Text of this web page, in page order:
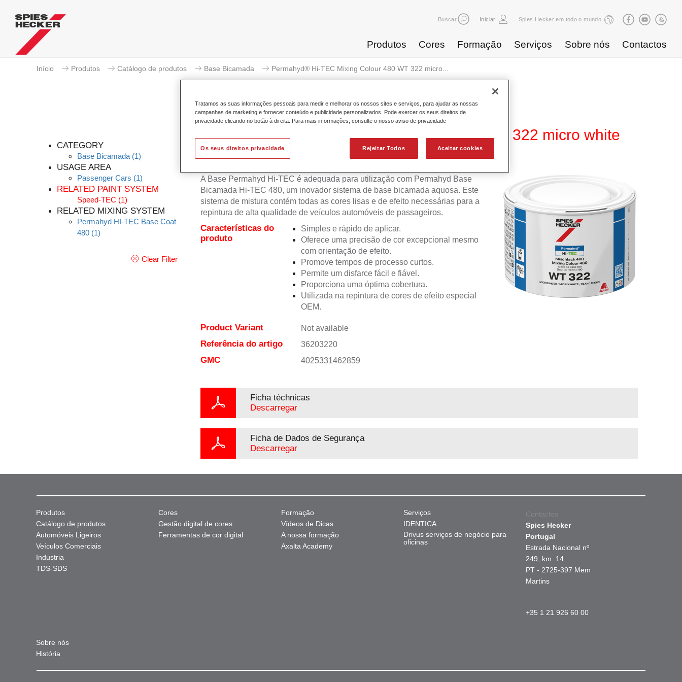
Buscar Iniciar Spies Hecker em todo o mundo
Produtos Cores Formação Serviços Sobre nós Contactos
Início Produtos Catálogo de produtos Base Bicamada Permahyd® Hi-TEC Mixing Colour 480 WT 322 micro...
CATEGORY
Base Bicamada (1)
USAGE AREA
Passenger Cars (1)
RELATED PAINT SYSTEM
Speed-TEC (1)
RELATED MIXING SYSTEM
Permahyd HI-TEC Base Coat
480 (1)
Clear Filter
Permahyd® Hi-TEC Mixing Colour 480 WT 322 micro white
A Base Permahyd Hi-TEC é adequada para utilização com Permahyd Base
Bicamada Hi-TEC 480, um inovador sistema de base bicamada aquosa. Este
sistema de mistura contém todas as cores lisas e de efeito necessárias para a
repintura de alta qualidade de veículos automóveis de passageiros.
Características do
produto
Simples e rápido de aplicar.
Oferece uma precisão de cor excepcional mesmo
com orientação de efeito.
Promove tempos de processo curtos.
Permite um disfarce fácil e fiável.
Proporciona uma óptima cobertura.
Utilizada na repintura de cores de efeito especial
OEM.
Product Variant Not available
Referência do artigo 36203220
GMC 4025331462859
Ficha téchnicas
Descarregar
Ficha de Dados de Segurança
Descarregar
Produtos
Catálogo de produtos
Automóveis Ligeiros
Veículos Comerciais
Industria
TDS-SDS
Cores
Gestão digital de cores
Ferramentas de cor digital
Formação
Vídeos de Dicas
A nossa formação
Axalta Academy
Serviços
IDENTICA
Drivus serviços de negócio para
oficinas
Sobre nós
História
Contactos
Spies Hecker
Portugal
Estrada Nacional nº
249, km. 14
PT - 2725-397 Mem
Martins
+35 1 21 926 60 00
Tratamos as suas informações pessoais para medir e melhorar os nossos sites e serviços, para ajudar as nossas
campanhas de marketing e fornecer conteúdo e publicidade personalizados. Pode exercer os seus direitos de
privacidade clicando no botão à direita. Para mais informações, consulte o nosso aviso de privacidade
Rejeitar Todos Aceitar cookies
Os seus direitos privacidade